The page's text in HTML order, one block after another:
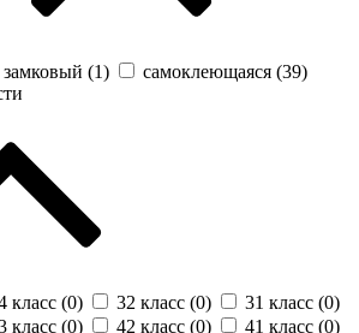
замковый (1) самоклеющаяся (39)
класс (0) 32 класс (0) 31 класс (0)
класс (0) 42 класс (0) 41 класс (0)